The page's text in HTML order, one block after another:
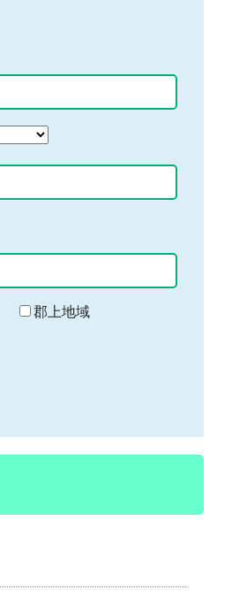
郡上地域